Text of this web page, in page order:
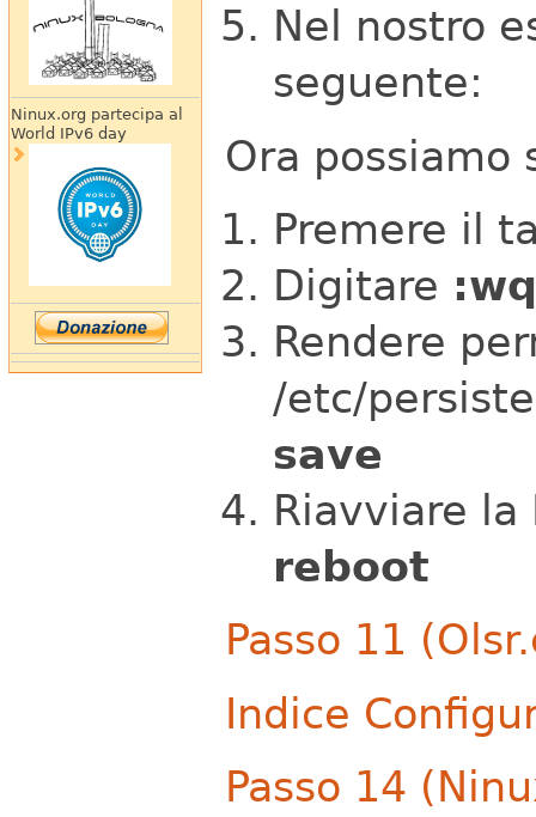
Ninux.org partecipa al
World IPv6 day
Nel nostro
seguente:
Ora possiamo
Premere il
Digitare :wq
Rendere
/etc/
save
Riavviare la
reboot
Passo 11
Indice
Passo 14